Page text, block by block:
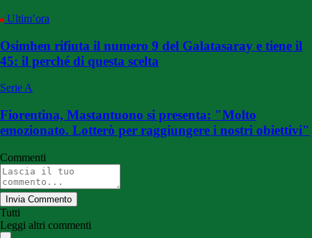
Ultim’ora
Osimhen rifiuta il numero 9 del Galatasaray e tiene il
45: il perché di questa scelta
Serie A
Fiorentina, Mastantuono si presenta: "Molto
emozionato. Lotterò per raggiungere i nostri obiettivi"
Commenti
Invia Commento
Tutti
Leggi altri commenti